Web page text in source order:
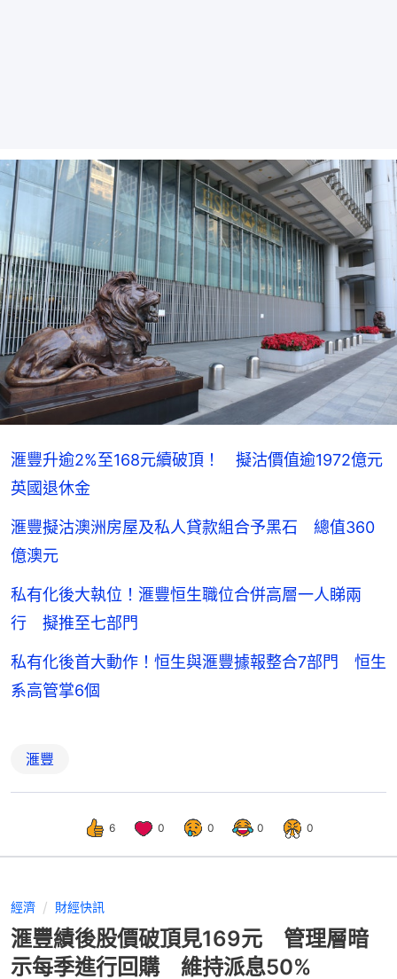
滙豐升逾2%至168元續破頂！ 擬沽價值逾1972億元
英國退休金
滙豐擬沽澳洲房屋及私人貸款組合予黑石 總值360
億澳元
私有化後大執位！滙豐恒生職位合併高層一人睇兩
行 擬推至七部門
私有化後首大動作！恒生與滙豐據報整合7部門 恒生
系高管掌6個
滙豐
6 0 0 0 0
經濟 財經快訊
滙豐績後股價破頂見169元 管理層暗
示每季進行回購 維持派息50%